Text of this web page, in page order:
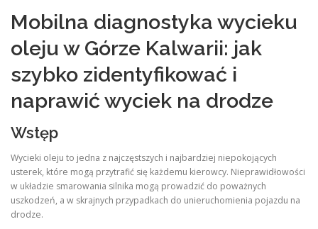
Mobilna diagnostyka wycieku
oleju w Górze Kalwarii: jak
szybko zidentyfikować i
naprawić wyciek na drodze
Wstęp
Wycieki oleju to jedna z najczęstszych i najbardziej niepokojących
usterek, które mogą przytrafić się każdemu kierowcy. Nieprawidłowości
w układzie smarowania silnika mogą prowadzić do poważnych
uszkodzeń, a w skrajnych przypadkach do unieruchomienia pojazdu na
drodze.